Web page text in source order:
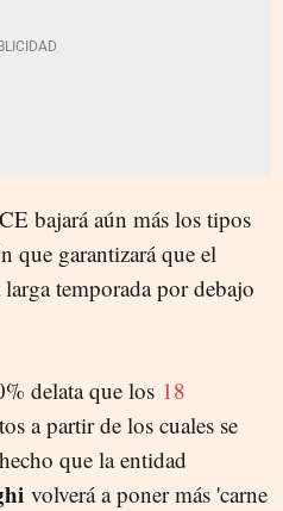
bajará aún más los tipos
que garantizará que el
temporada por debajo
delata que los 18
a partir de los cuales se
que la entidad
volverá a poner más 'carne